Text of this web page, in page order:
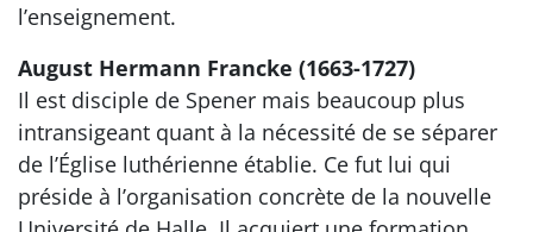
l’enseignement.
August Hermann Francke (1663-1727)
Il est disciple de Spener mais beaucoup plus
intransigeant quant à la nécessité de se séparer
de l’Église luthérienne établie. Ce fut lui qui
préside à l’organisation concrète de la nouvelle